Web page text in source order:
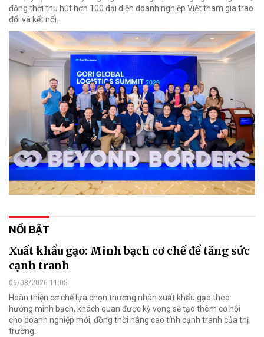
đồng thời thu hút hơn 100 đại diện doanh nghiệp Việt tham gia trao
đổi và kết nối.
NỔI BẬT
Xuất khẩu gạo: Minh bạch cơ chế để tăng sức
cạnh tranh
06/08/2026 11:05
Hoàn thiện cơ chế lựa chọn thương nhân xuất khẩu gạo theo
hướng minh bạch, khách quan được kỳ vọng sẽ tạo thêm cơ hội
cho doanh nghiệp mới, đồng thời nâng cao tính cạnh tranh của thị
trường.